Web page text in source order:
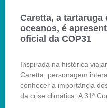
Caretta, a tartaruga
oceanos, é
oficial da COP31
Inspirada na histórica
Caretta, personagem
conhecer a importância
da crise climática. A 31ª